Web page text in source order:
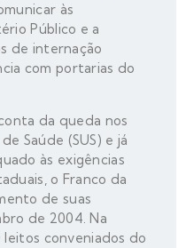
às
Público e a
de internação
com portarias do
da queda nos
Saúde (SUS) e já
às exigências
o Franco da
de suas
de 2004. Na
leitos conveniados do